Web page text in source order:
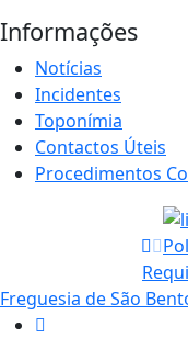
Informações
Notícias
Incidentes
Toponímia
Contactos Úteis
Procedimentos
Freguesia de São